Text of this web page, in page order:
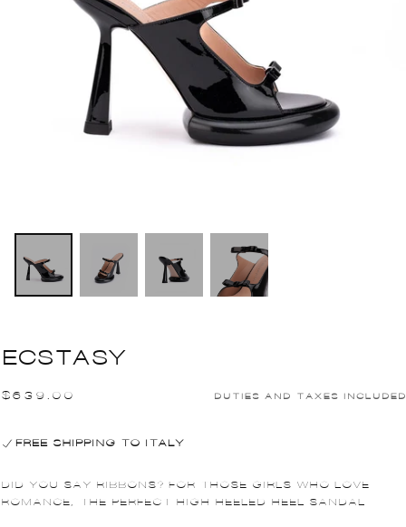
ECSTASY
$639.00
PRICE
$639.00 DUTIES AND TAXES INCLUDED
FREE SHIPPING TO ITALY
DID YOU SAY RIBBONS? FOR THOSE GIRLS WHO LOVE
ROMANCE, THE PERFECT HIGH HEELED HEEL SANDAL